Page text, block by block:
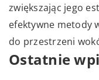
zwiększając jego
efektywne metody
do przestrzeni
Ostatnie